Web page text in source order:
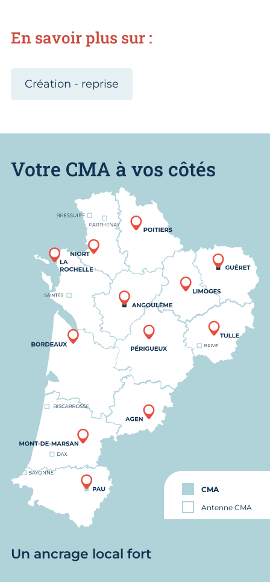
En savoir plus sur :
Création - reprise
Votre CMA à vos côtés
CMA
Antenne CMA
Un ancrage local fort